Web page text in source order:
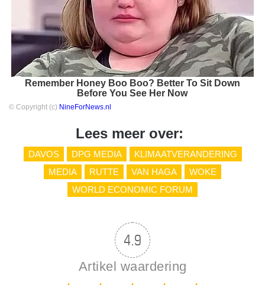
Remember Honey Boo Boo? Better To Sit Down
Before You See Her Now
© Copyright (c) NineForNews.nl
Lees meer over:
DAVOS DPG MEDIA
KLIMAATVERANDERING
MEDIA
RUTTE VAN HAGA
WOKE
WORLD ECONOMIC FORUM
4.9
Artikel waardering